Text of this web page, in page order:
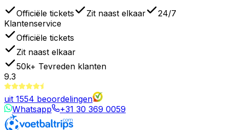
Officiële tickets Zit naast elkaar
24/7
Klantenservice
Officiële tickets
Zit naast elkaar
50k+ Tevreden klanten
9.3
uit 1554 beoordelingen
Whatsapp
+31 30 369 0059